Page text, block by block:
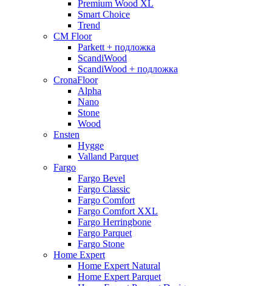
Premium Wood XL
Smart Choice
Trend
CM Floor
Parkett + подложка
ScandiWood
ScandiWood + подложка
CronaFloor
Alpha
Nano
Stone
Wood
Ensten
Hygge
Valland Parquet
Fargo
Fargo Bevel
Fargo Classic
Fargo Comfort
Fargo Comfort XXL
Fargo Herringbone
Fargo Parquet
Fargo Stone
Home Expert
Home Expert Natural
Home Expert Parquet